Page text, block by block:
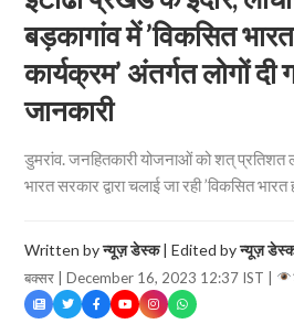
बड़कागांव में ’विकसित
कार्यक्रम’ अंतर्गत लोगों
जानकारी
डुमरांव. जनहितकारी योजनाओं को शत्
भारत सरकार द्वारा चलाई जा रही ’विकसित भारत
Written byन्यूज़ डेस्क| Edited byन्यूज़
बक्सर | December 16, 2023 12:37 IST |